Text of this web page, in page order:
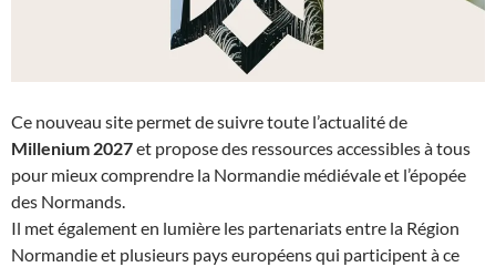
Ce nouveau site permet de suivre toute l’actualité de
Millenium 2027et propose des ressources accessibles à tous
pour mieux comprendre la Normandie médiévale et l’épopée
des Normands.
Il met également en lumière les partenariats entre la Région
Normandie et plusieurs pays européens qui participent à ce